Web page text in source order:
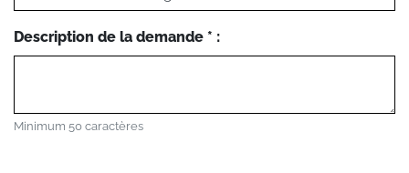
Description de la demande * :
Minimum 50 caractères